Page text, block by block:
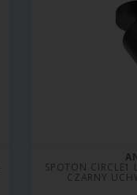
SPOTON CIRCLE1
CZARNY